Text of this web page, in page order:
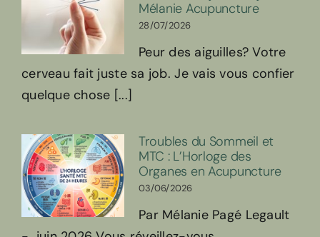
Mélanie Acupuncture
28/07/2026
Peur des aiguilles? Votre
cerveau fait juste sa job. Je vais vous confier
quelque chose [...]
Troubles du Sommeil et
MTC : L’Horloge des
Organes en Acupuncture
03/06/2026
Par Mélanie Pagé Legault